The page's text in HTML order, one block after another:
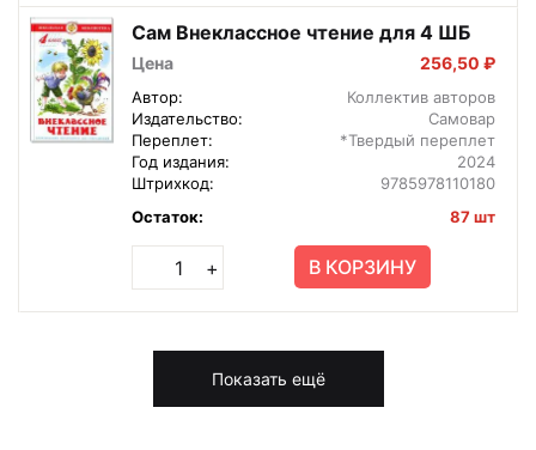
Сам Внеклассное чтение для 4 ШБ
Цена 256,50 ₽
Автор:
Коллектив авторов
Издательство:
Самовар
Переплет:
*Твердый переплет
Год издания:
2024
Штрихкод:
9785978110180
Остаток:
87 шт
+ В КОРЗИНУ
Показать ещё